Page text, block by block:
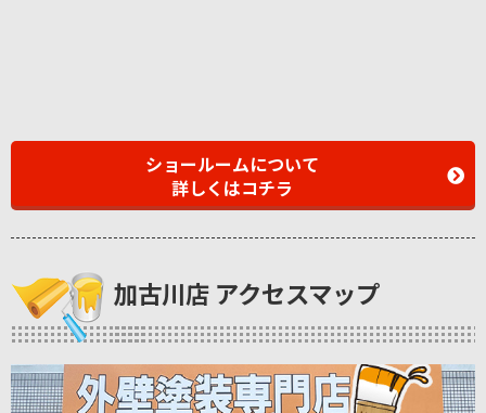
ショールームについて
詳しくはコチラ
加古川店 アクセスマップ